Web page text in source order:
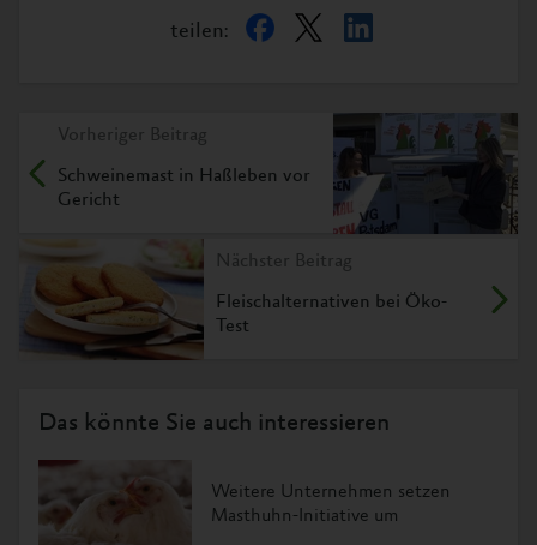
teilen:
Vorheriger Beitrag
Schweinemast in Haßleben vor
Gericht
Nächster Beitrag
Fleischalternativen bei Öko-
Test
Das könnte Sie auch interessieren
Weitere Unternehmen setzen
Masthuhn-Initiative um